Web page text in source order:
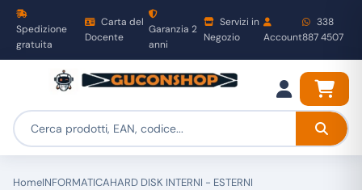
Spedizione
gratuita
Carta del
Docente
Garanzia 2
anni
Servizi in
Negozio
Account
338
887 4507
HomeINFORMATICAHARD DISK INTERNI - ESTERNI